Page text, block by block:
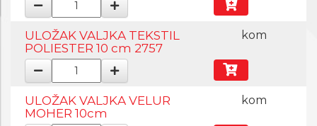
ULOŽAK VALJKA TEKSTIL
POLIESTER 10 cm 2757
kom
ULOŽAK VALJKA VELUR
MOHER 10cm
kom